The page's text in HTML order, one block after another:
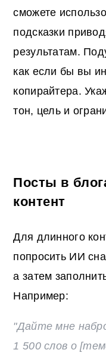
сможете
подсказки
результатам.
как если бы вы
копирайтера.
тон, цель и
Посты в
контент
Для длинного
попросить ИИ
а затем
Например:
"Дайте мне
1 500 слов о